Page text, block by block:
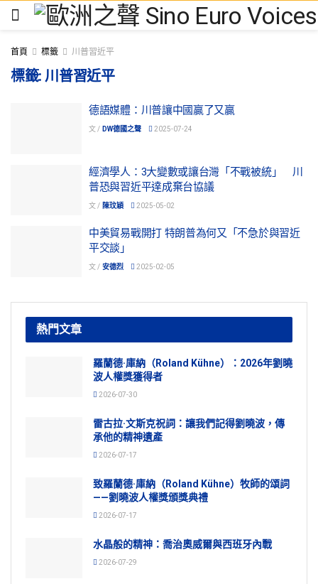
首頁 標籤 川普習近平
標籤:川普習近平
德語媒體：川普讓中國贏了又贏
文 / DW德國之聲 2025-07-24
經濟學人：3大變數或讓台灣「不戰被統」 川
普恐與習近平達成棄台協議
文 / 陳玟穎 2025-05-02
中美貿易戰開打 特朗普為何又「不急於與習近
平交談」
文 / 安德烈 2025-02-05
熱門文章
羅蘭德·庫納（Roland Kühne）：2026年劉曉
波人權獎獲得者
2026-07-30
雷古拉·文斯克祝詞：讓我們記得劉曉波，傳
承他的精神遺產
2026-07-17
致羅蘭德·庫納（Roland Kühne）牧師的頌詞
——劉曉波人權獎頒獎典禮
2026-07-17
水晶般的精神：喬治奧威爾與西班牙內戰
2026-07-29